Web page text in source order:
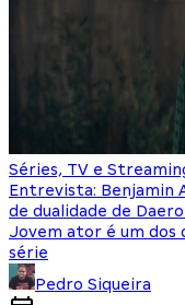
Séries, TV e
Entrevista: Benjamin
de dualidade de
Jovem ator é um dos
série
Pedro Siqueira